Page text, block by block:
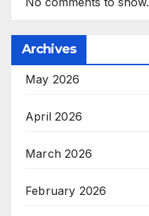
Archives
May 2026
April 2026
March 2026
February 2026